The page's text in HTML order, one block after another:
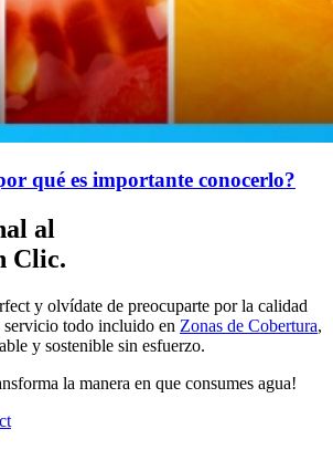
qué es importante conocerlo?
al
Clic.
y olvídate de preocuparte por la calidad
servicio todo incluido en Zonas de Cobertura,
y sostenible sin esfuerzo.
la manera en que consumes agua!